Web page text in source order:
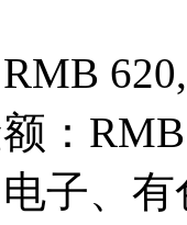
：RMB
子、